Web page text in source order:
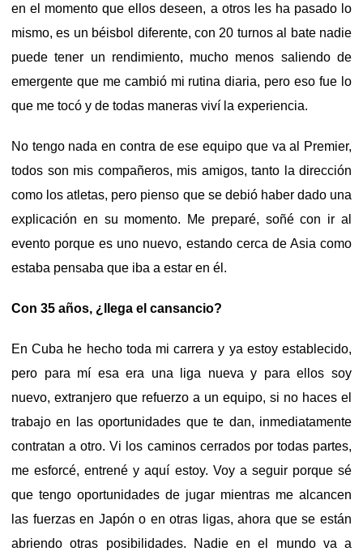
en el momento que ellos deseen, a otros les ha pasado lo
mismo, es un béisbol diferente, con 20 turnos al bate nadie
puede tener un rendimiento, mucho menos saliendo de
emergente que me cambió mi rutina diaria, pero eso fue lo
que me tocó y de todas maneras viví la experiencia.
No tengo nada en contra de ese equipo que va al Premier,
todos son mis compañeros, mis amigos, tanto la dirección
como los atletas, pero pienso que se debió haber dado una
explicación en su momento. Me preparé, soñé con ir al
evento porque es uno nuevo, estando cerca de Asia como
estaba pensaba que iba a estar en él.
Con 35 años, ¿llega el cansancio?
En Cuba he hecho toda mi carrera y ya estoy establecido,
pero para mí esa era una liga nueva y para ellos soy
nuevo, extranjero que refuerzo a un equipo, si no haces el
trabajo en las oportunidades que te dan, inmediatamente
contratan a otro. Vi los caminos cerrados por todas partes,
me esforcé, entrené y aquí estoy. Voy a seguir porque sé
que tengo oportunidades de jugar mientras me alcancen
las fuerzas en Japón o en otras ligas, ahora que se están
abriendo otras posibilidades. Nadie en el mundo va a